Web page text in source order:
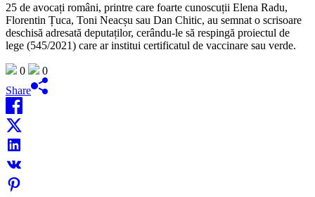
25 de avocați români, printre care foarte cunoscuții Elena Radu,
Florentin Țuca, Toni Neacșu sau Dan Chitic, au semnat o scrisoare
deschisă adresată deputaților, cerându-le să respingă proiectul de
lege (545/2021) care ar institui certificatul de vaccinare sau verde.
0
0
Share